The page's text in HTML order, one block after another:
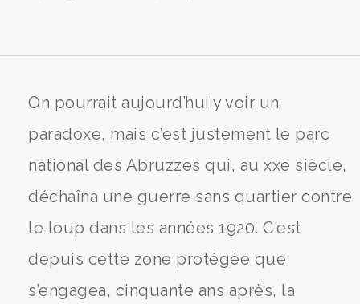
On pourrait aujourd’hui y voir un
paradoxe, mais c’est justement le parc
national des Abruzzes qui, au xxe siècle,
déchaîna une guerre sans quartier contre
le loup dans les années 1920. C’est
depuis cette zone protégée que
s’engagea, cinquante ans après, la